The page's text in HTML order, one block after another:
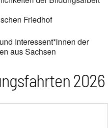
Friedhof
Interessent*innen der
aus Sachsen
2026